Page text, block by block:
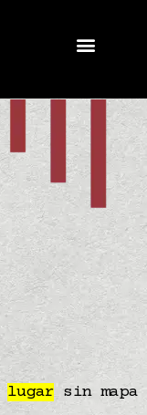
lugarsin mapa